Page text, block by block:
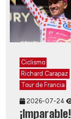
Ciclismo
Richard Carapaz
Tour de Francia
2026-07-24
¡Imparable!